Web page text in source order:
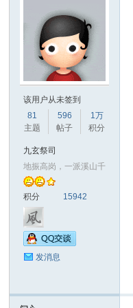
该用户从未签到
81
主题
596
帖子
1万
积分
九玄祭司
地振高岗，一派溪山千
积分 15942
发消息